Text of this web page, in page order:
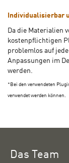
Individualisierbar
Da die Materialien
kostenpflichtigen
problemlos auf
Anpassungen im
werden.
*Bei den verwendeten
verwendet werden können.
Das Team